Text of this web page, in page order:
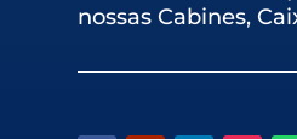
nossas Cabines,